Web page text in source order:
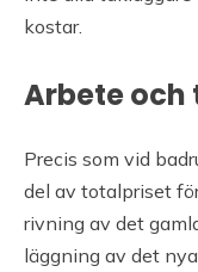
kostar.
Arbete
Precis som vid
del av totalpriset
rivning av det
läggning av det